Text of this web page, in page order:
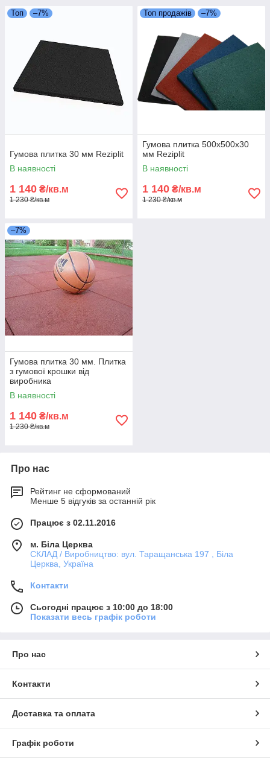
Топ –7%
Гумова плитка 30 мм Reziplit
В наявності
1 140 ₴/кв.м
1 230 ₴/кв.м
Топ продажів –7%
Гумова плитка 500х500х30
мм Reziplit
В наявності
1 140 ₴/кв.м
1 230 ₴/кв.м
–7%
Гумова плитка 30 мм. Плитка
з гумової крошки від
виробника
В наявності
1 140 ₴/кв.м
1 230 ₴/кв.м
Про нас
Рейтинг не сформований
Менше 5 відгуків за останній рік
Працює з 02.11.2016
м. Біла Церква
СКЛАД / Виробництво: вул. Таращанська 197 , Біла
Церква, Україна
Контакти
Сьогодні працює з 10:00 до 18:00
Показати весь графік роботи
Про нас
Контакти
Доставка та оплата
Графік роботи